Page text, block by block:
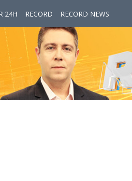
24H RECORD RECORD NEWS